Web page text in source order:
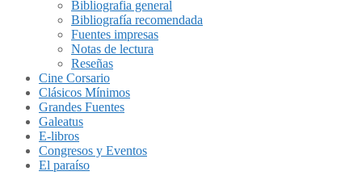
Bibliografia general
Bibliografía recomendada
Fuentes impresas
Notas de lectura
Reseñas
Cine Corsario
Clásicos Mínimos
Grandes Fuentes
Galeatus
E-libros
Congresos y Eventos
El paraíso